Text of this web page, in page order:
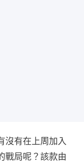
沒有在上周加入
戰局呢？該款由